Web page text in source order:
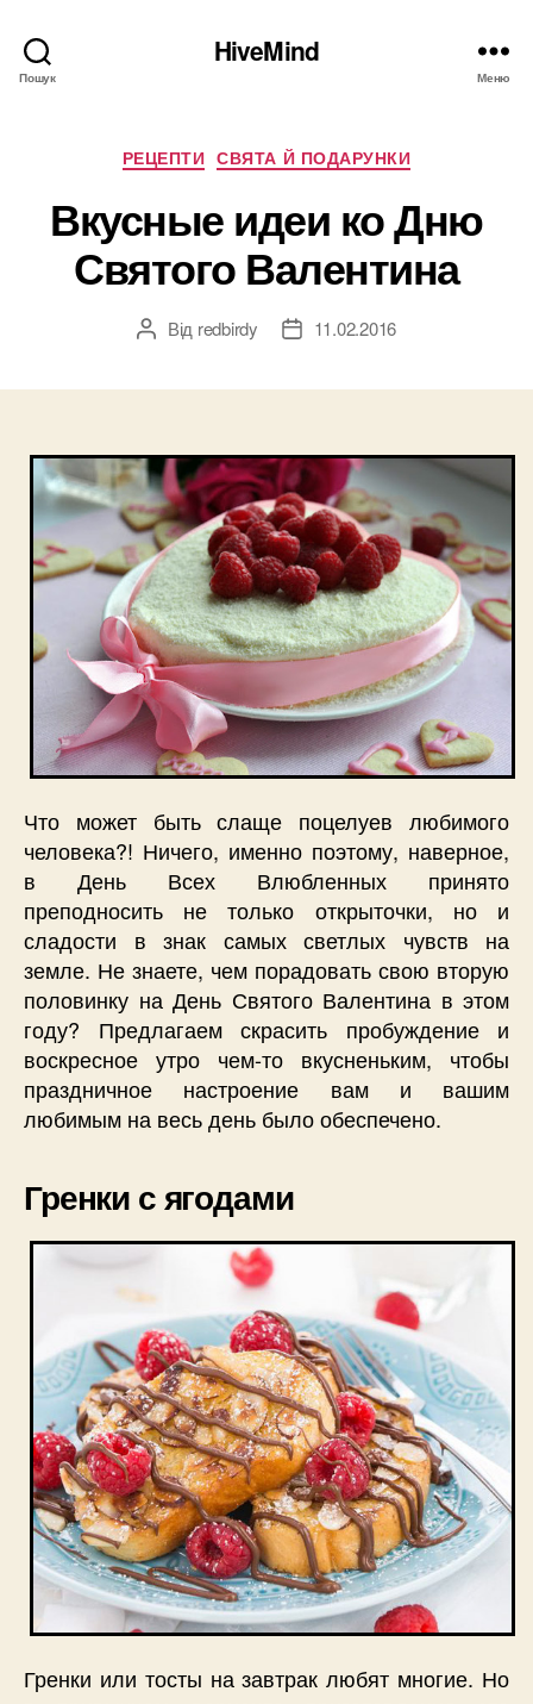
Пошук
HiveMind
Меню
Категорії
РЕЦЕПТИ СВЯТА Й ПОДАРУНКИ
Вкусные идеи ко Дню
Святого Валентина
Автор
Від redbirdy
Дата11.02.2016
Что может быть слаще поцелуев любимого
человека?! Ничего, именно поэтому, наверное,
в День Всех Влюбленных принято
преподносить не только открыточки, но и
сладости в знак самых светлых чувств на
земле. Не знаете, чем порадовать свою вторую
половинку на День Святого Валентина в этом
году? Предлагаем скрасить пробуждение и
воскресное утро чем-то вкусненьким, чтобы
праздничное настроение вам и вашим
любимым на весь день было обеспечено.
Гренки с ягодами
Гренки или тосты на завтрак любят многие. Но